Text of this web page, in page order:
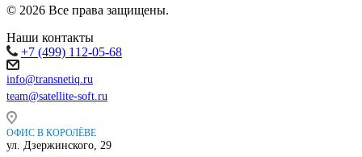
© 2026 Все права защищены.
Наши контакты
+7 (499) 112-05-68
info@transnetiq.ru
team@satellite-soft.ru
ОФИС В КОРОЛЁВЕ
ул. Дзержинского, 29